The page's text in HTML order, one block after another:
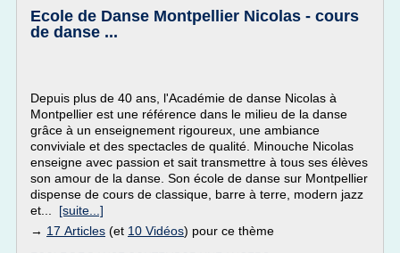
Ecole de Danse Montpellier Nicolas - cours
de danse ...
Depuis plus de 40 ans, l'Académie de danse Nicolas à
Montpellier est une référence dans le milieu de la danse
grâce à un enseignement rigoureux, une ambiance
conviviale et des spectacles de qualité. Minouche Nicolas
enseigne avec passion et sait transmettre à tous ses élèves
son amour de la danse. Son école de danse sur Montpellier
dispense de cours de classique, barre à terre, modern jazz
et... [suite...]
→ 17 Articles (et 10 Vidéos) pour ce thème